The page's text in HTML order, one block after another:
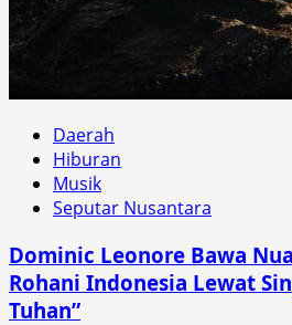
Daerah
Hiburan
Musik
Seputar Nusantara
Dominic Leonore Bawa
Rohani Indonesia Lewat
Tuhan”